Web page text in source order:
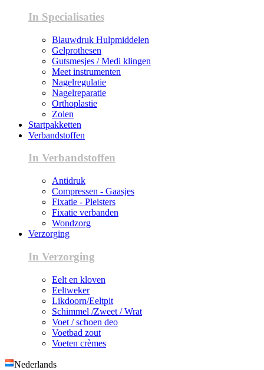
In Specialisaties
Blauwdruk Hulpmiddelen
Gelprothesen
Gutsmesjes / Medi klingen
Meet instrumenten
Nagelregulatie
Nagelreparatie
Orthoplastie
Zolen
Startpakketten
Verbandstoffen
In Verbandstoffen
Antidruk
Compressen - Gaasjes
Fixatie - Pleisters
Fixatie verbanden
Wondzorg
Verzorging
In Verzorging
Eelt en kloven
Eeltweker
Likdoorn/Eeltpit
Schimmel /Zweet / Wrat
Voet / schoen deo
Voetbad zout
Voeten crèmes
Nederlands